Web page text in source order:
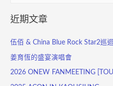
近期文章
伍佰 & China Blue Rock Star2巡
姜育恆的盛宴演唱會
2026 ONEW FANMEETING